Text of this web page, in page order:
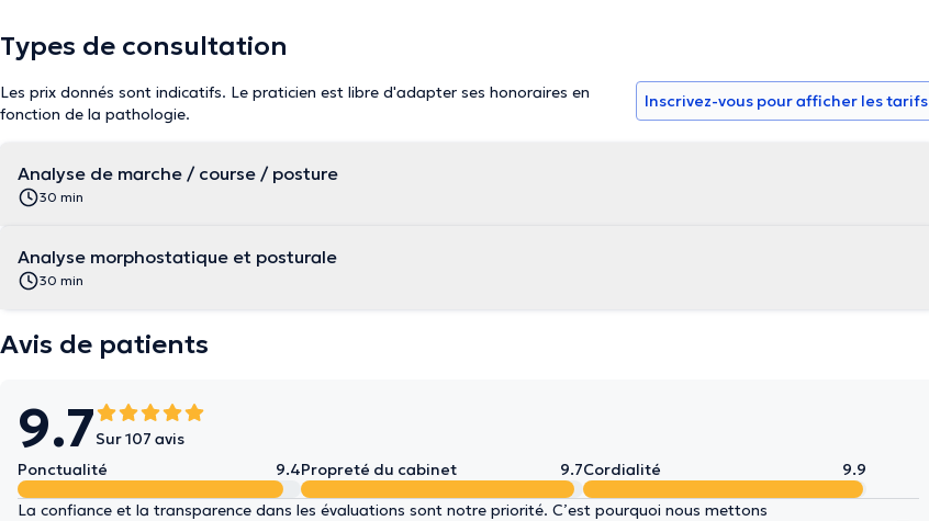
Types de consultation
Les prix donnés sont indicatifs. Le praticien est libre d'adapter ses honoraires en
fonction de la pathologie.
Inscrivez-vous pour afficher les tarifs
Analyse de marche / course / posture
30 min
Analyse morphostatique et posturale
30 min
Avis de patients
9.7Sur 107 avis
Ponctualité
9.4Propreté du cabinet 9.7Cordialité 9.9
La confiance et la transparence dans les évaluations sont notre priorité. C’est pourquoi nous mettons